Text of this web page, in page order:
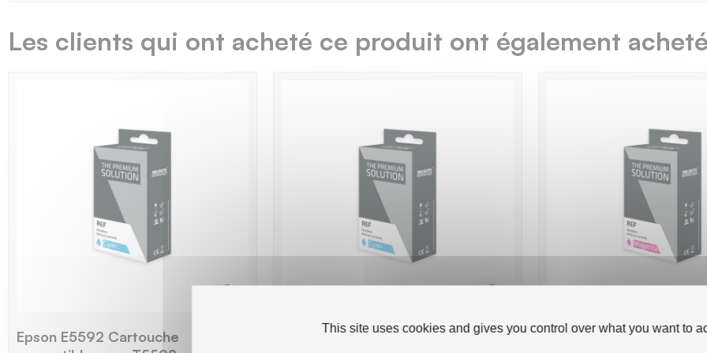
Les clients qui ont acheté ce produit ont également
Epson E5592 Cartouche
Epson E5595 Cartouche
Epson E5593
This site uses cookies and gives you control over what you want to